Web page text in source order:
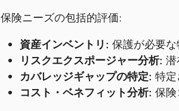
保険ニーズの包括的評価:
資産インベントリ: 保護が必要
リスクエクスポージャー分析:
カバレッジギャップの特定: 特
コスト・ベネフィット分析: 保